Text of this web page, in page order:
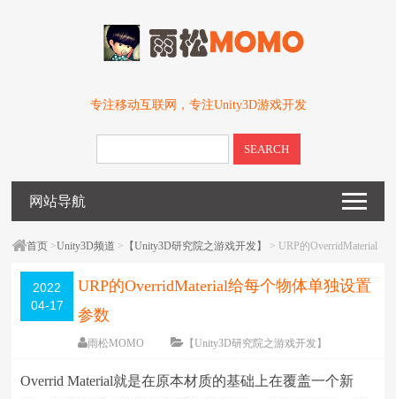
专注移动互联网，专注Unity3D游戏开发
SEARCH
网站导航
首页 >Unity3D频道 > 【Unity3D研究院之游戏开发】
> URP的OverridMaterial
2022
04-17
URP的OverridMaterial给每个物体单独设置
参数
雨松MOMO
【Unity3D研究院之游戏开发】
编辑日期：2022-06-11 字体：大中小
Overrid Material就是在原本材质的基础上在覆盖一个新